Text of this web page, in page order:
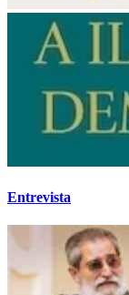
Entrevista